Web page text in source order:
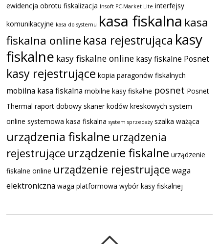
ewidencja obrotu fiskalizacja Insoft PC-Market Lite interfejsy
komunikacyjne kasa do systemu kasa fiskalna kasa
fiskalna online kasa rejestrująca kasy
fiskalne kasy fiskalne online kasy fiskalne Posnet
kasy rejestrujące kopia paragonów fiskalnych
mobilna kasa fiskalna mobilne kasy fiskalne posnet Posnet
Thermal raport dobowy skaner kodów kreskowych system
online systemowa kasa fiskalna system sprzedaży szalka ważąca
urządzenia fiskalne urządzenia
rejestrujące urządzenie fiskalne urządzenie
fiskalne online urządzenie rejestrujące waga
elektroniczna waga platformowa wybór kasy fiskalnej